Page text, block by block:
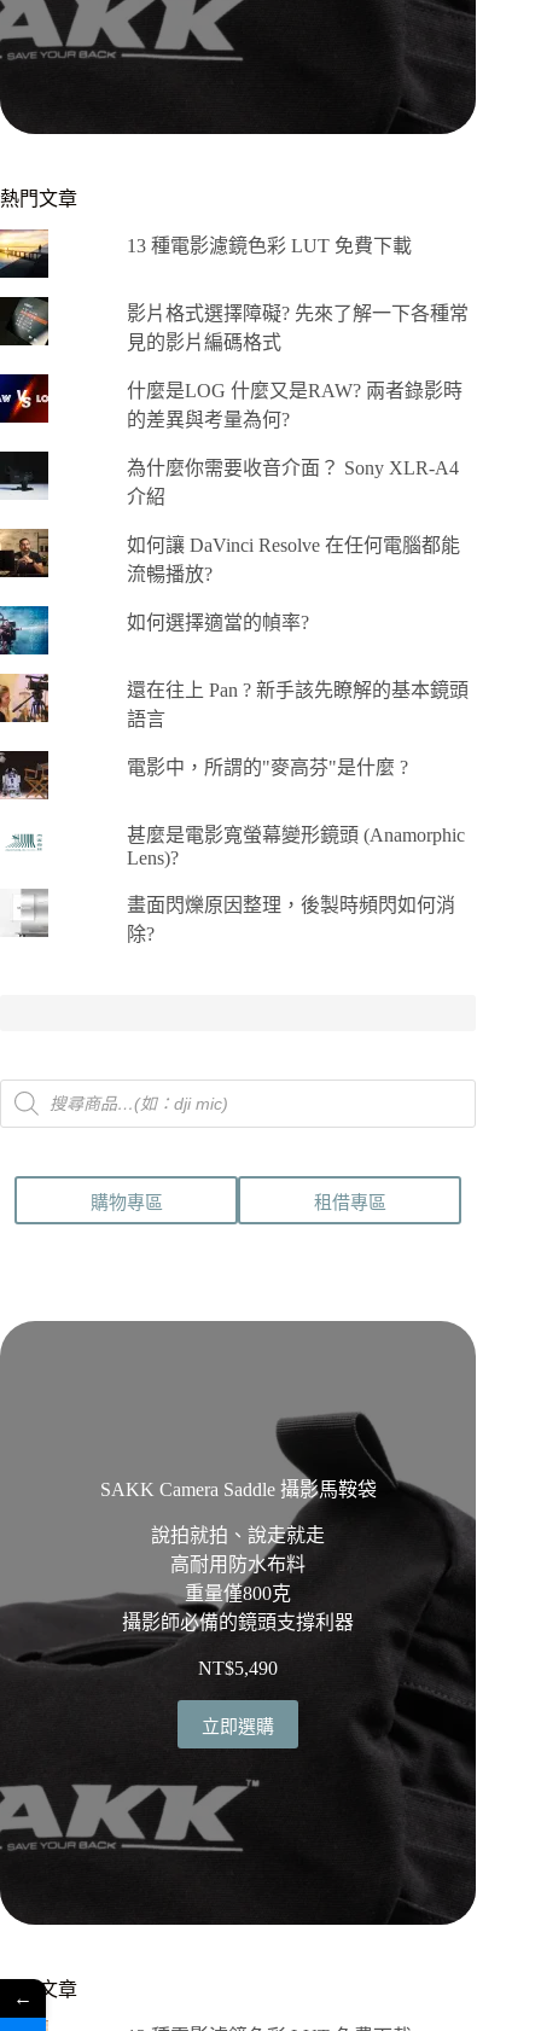
熱門文章
13 種電影濾鏡色彩 LUT 免費下載
影片格式選擇障礙? 先來了解一下各種常
見的影片編碼格式
什麼是LOG 什麼又是RAW? 兩者錄影時
的差異與考量為何?
為什麼你需要收音介面？ Sony XLR-A4
介紹
如何讓 DaVinci Resolve 在任何電腦都能
流暢播放?
如何選擇適當的幀率?
還在往上 Pan ? 新手該先瞭解的基本鏡頭
語言
電影中，所謂的"麥高芬"是什麼 ?
甚麼是電影寬螢幕變形鏡頭 (Anamorphic
Lens)?
畫面閃爍原因整理，後製時頻閃如何消
除?
Products
search
購物專區 租借專區
SAKK Camera Saddle 攝影馬鞍袋
說拍就拍、說走就走
高耐用防水布料
重量僅800克
攝影師必備的鏡頭支撐利器
NT$5,490
立即選購
熱門文章
←